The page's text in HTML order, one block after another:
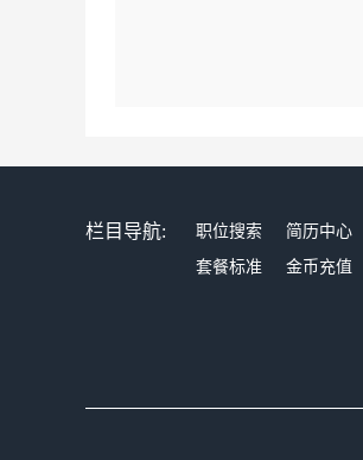
栏目导航: 职位搜索 简历中心
套餐标准
金币充值